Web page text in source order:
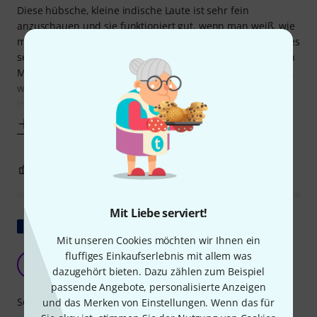
Mit Liebe serviert!
Mit unseren Cookies möchten wir Ihnen ein
fluffiges Einkaufserlebnis mit allem was
dazugehört bieten. Dazu zählen zum Beispiel
passende Angebote, personalisierte Anzeigen
und das Merken von Einstellungen. Wenn das für
Diese hübsche, kleine indische Laute ist sehr fein
anzuschauen und sie funktioniert gut, wenn man weiß, wie
man sie liebevoll behandeln muss. Wer allerdings glaubt, es
sei wohl kein Problem mit einer einzigen Saite ein bisschen
Musik zu machen, der wird schnell eines besseren belehrt,
wenn er das winzige Instrument in den Händen hält. Im
Internet findet man einige
BEWERTUNG MELDEN
Sehr zufriedenstellend
Chanchan15 06.05.2024
Sound